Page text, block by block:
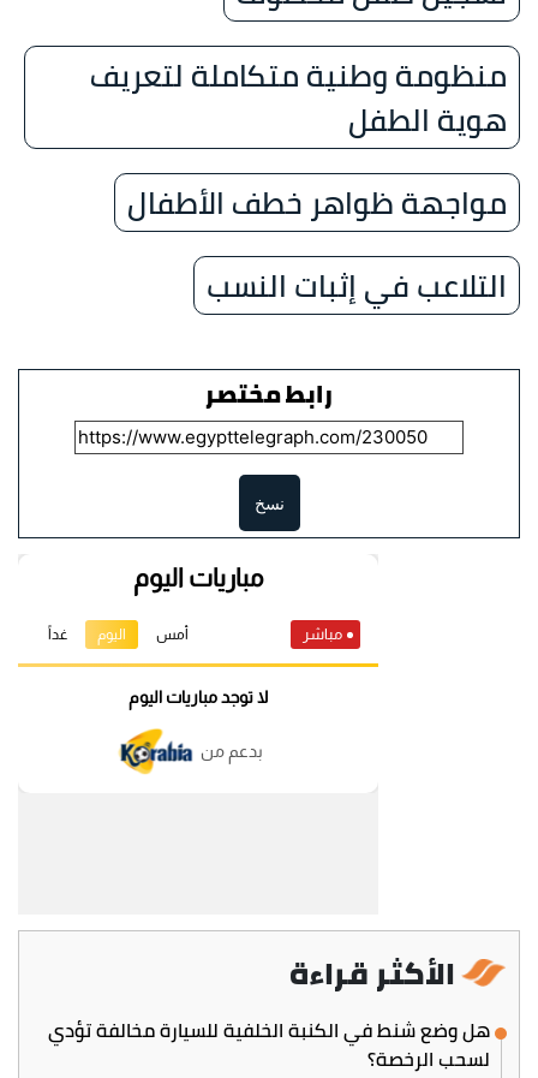
منظومة وطنية متكاملة لتعريف
هوية الطفل
مواجهة ظواهر خطف الأطفال
التلاعب في إثبات النسب
رابط مختصر
نسخ
الأكثر قراءة
هل وضع شنط في الكنبة الخلفية للسيارة مخالفة تؤدي
لسحب الرخصة؟